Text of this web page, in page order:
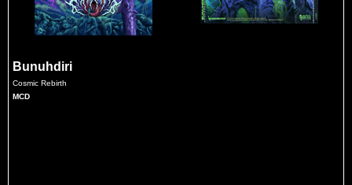
Bunuhdiri
Cosmic Rebirth
MCD